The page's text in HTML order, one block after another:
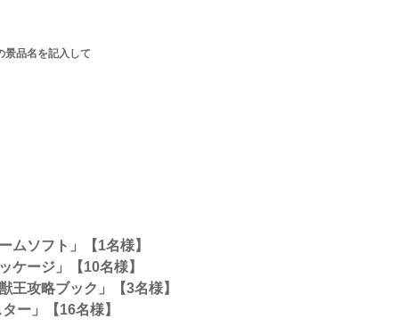
景品名を記入して
ムソフト」【1名様】
ケージ」【10名様】
王攻略ブック」【3名様】
ー」【16名様】